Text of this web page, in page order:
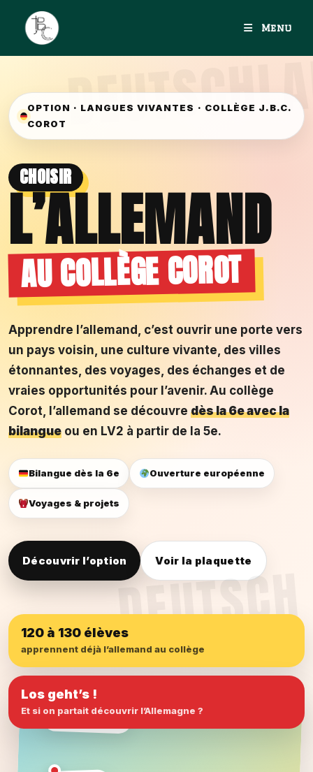
Menu
OPTION · LANGUES VIVANTES · COLLÈGE J.B.C.
COROT
CHOISIR
L’ALLEMAND
AU COLLÈGE COROT
Apprendre l’allemand, c’est ouvrir une porte vers
un pays voisin, une culture vivante, des villes
étonnantes, des voyages, des échanges et de
vraies opportunités pour l’avenir. Au collège
Corot, l’allemand se découvre dès la 6e avec la
bilangue ou en LV2 à partir de la 5e.
Bilangue dès la 6e Ouverture européenne
Voyages & projets
Découvrir l’option Voir la plaquette
DEUTSCH
SPRACHREISE CARNET DE ROUTE
120 à 130 élèves
apprennent déjà l’allemand au collège
Los geht’s !
Et si on partait découvrir l’Allemagne ?